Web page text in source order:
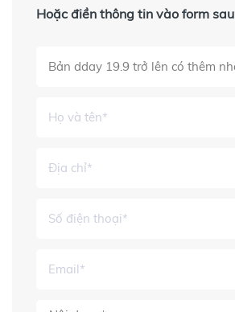
Hoặc điền thông tin vào form sau